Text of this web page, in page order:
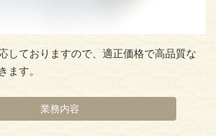
しておりますので、適正価格で高品質な
ます。
業務内容